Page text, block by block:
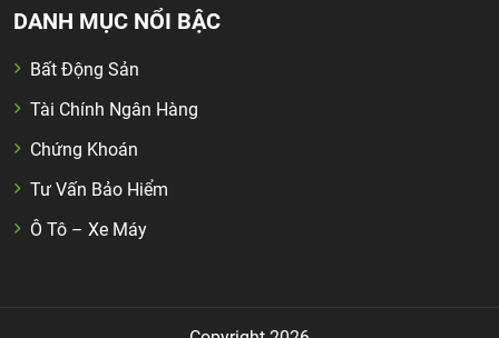
DANH MỤC NỔI BẬC
Bất Động Sản
Tài Chính Ngân Hàng
Chứng Khoán
Tư Vấn Bảo Hiểm
Ô Tô – Xe Máy